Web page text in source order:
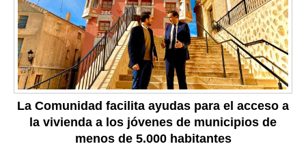
La Comunidad facilita ayudas para el acceso a
la vivienda a los jóvenes de municipios de
menos de 5.000 habitantes